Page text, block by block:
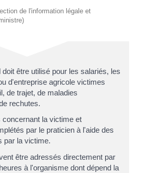
de l'information légale et
être utilisé pour les salariés, les
d'entreprise agricole victimes
de trajet, de maladies
rechutes.
la victime et
par le praticien à l'aide des
par la victime.
être adressés directement par
à l'organisme dont dépend la